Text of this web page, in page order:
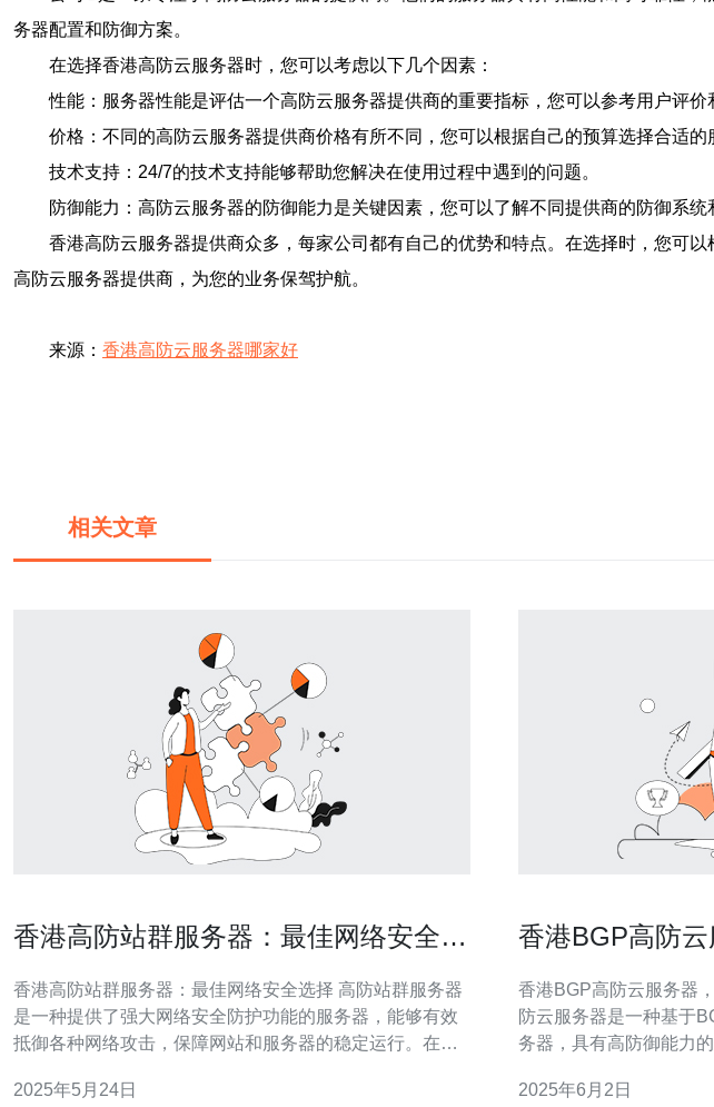
务器配置和防御方案。
在选择香港高防云服务器时，您可以考虑以下几个因素：
性能：服务器性能是评估一个高防云服务器提供商的重要指标，您可以参考用户评价
价格：不同的高防云服务器提供商价格有所不同，您可以根据自己的预算选择合适的
技术支持：24/7的技术支持能够帮助您解决在使用过程中遇到的问题。
防御能力：高防云服务器的防御能力是关键因素，您可以了解不同提供商的防御系统
香港高防云服务器提供商众多，每家公司都有自己的优势和特点。在选择时，您可
高防云服务器提供商，为您的业务保驾护航。
来源： 香港高防云服务器哪家好
相关文章
香港高防站群服务器：最佳网络安全选
香港高防站群服务器：最佳网络安全选择 高防站群服务器
是一种提供了强大网络安全防护功能的服务器，能够有效
抵御各种网络攻击，保障网站和服务器的稳定运行。在当
群服务器成为了许多企业和个人的首要选择。 香港作为国
2025年5月24日
香港BGP高防
香港BGP高防云服务器，稳
防云服务器是一种基于
务器，具有高防御能力
响。 香港BGP高防云服务器具有以下优势： 地理位置优
2025年6月2日